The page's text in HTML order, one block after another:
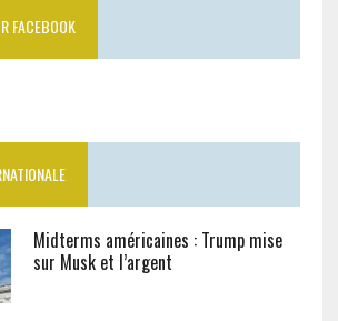
FACEBOOK
Midterms américaines : Trump mise
sur Musk et l’argent